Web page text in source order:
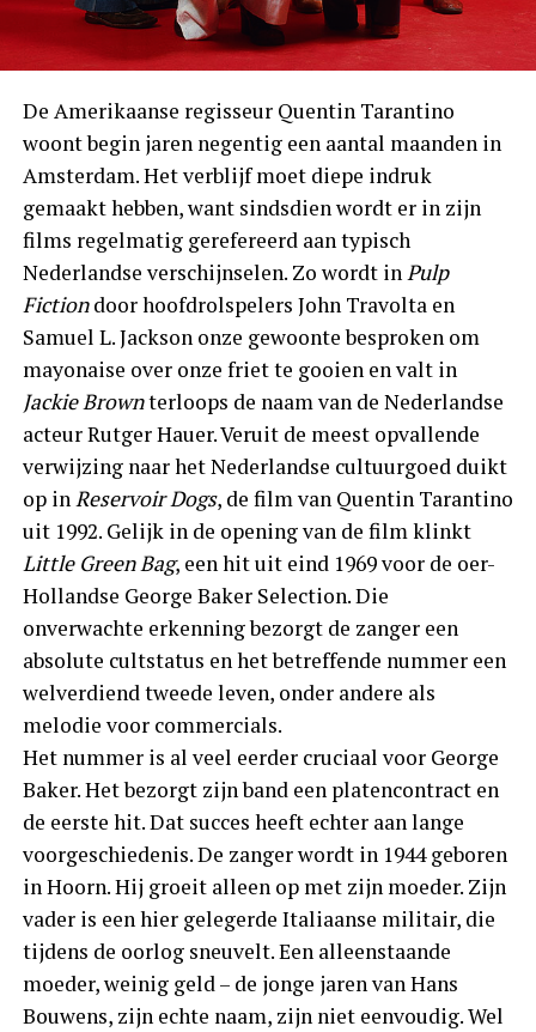
De Amerikaanse regisseur Quentin Tarantino
woont begin jaren negentig een aantal maanden in
Amsterdam. Het verblijf moet diepe indruk
gemaakt hebben, want sindsdien wordt er in zijn
films regelmatig gerefereerd aan typisch
Nederlandse verschijnselen. Zo wordt inPulp
Fictiondoor hoofdrolspelers John Travolta en
Samuel L. Jackson onze gewoonte besproken om
mayonaise over onze friet te gooien en valt in
Jackie Brownterloops de naam van de Nederlandse
acteur Rutger Hauer. Veruit de meest opvallende
verwijzing naar het Nederlandse cultuurgoed duikt
op inReservoir Dogs, de film van Quentin Tarantino
uit 1992. Gelijk in de opening van de film klinkt
Little Green Bag, een hit uit eind 1969 voor de oer-
Hollandse George Baker Selection. Die
onverwachte erkenning bezorgt de zanger een
absolute cultstatus en het betreffende nummer een
welverdiend tweede leven, onder andere als
melodie voor commercials.
Het nummer is al veel eerder cruciaal voor George
Baker. Het bezorgt zijn band een platencontract en
de eerste hit. Dat succes heeft echter aan lange
voorgeschiedenis. De zanger wordt in 1944 geboren
in Hoorn. Hij groeit alleen op met zijn moeder. Zijn
vader is een hier gelegerde Italiaanse militair, die
tijdens de oorlog sneuvelt. Een alleenstaande
moeder, weinig geld – de jonge jaren van Hans
Bouwens, zijn echte naam, zijn niet eenvoudig. Wel